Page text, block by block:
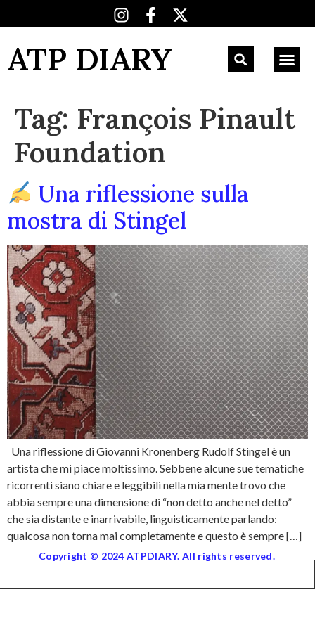
ATP DIARY
Tag: François Pinault
Foundation
Una riflessione sulla
mostra di Stingel
Una riflessione di Giovanni Kronenberg Rudolf Stingel è un
artista che mi piace moltissimo. Sebbene alcune sue tematiche
ricorrenti siano chiare e leggibili nella mia mente trovo che
abbia sempre una dimensione di “non detto anche nel detto”
che sia distante e inarrivabile, linguisticamente parlando:
qualcosa non torna mai completamente e questo è sempre […]
Copyright © 2024 ATPDIARY. All rights reserved.